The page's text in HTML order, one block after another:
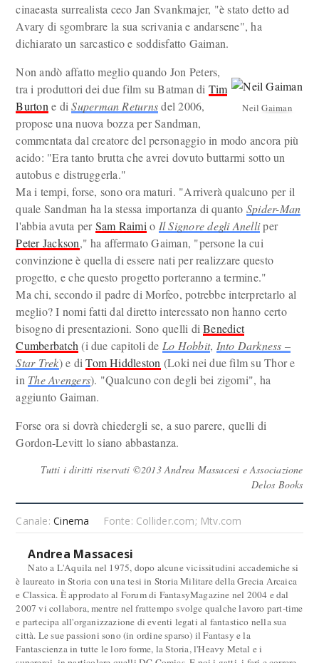
cinaeasta surrealista ceco Jan Svankmajer, "è stato detto ad
Avary di sgombrare la sua scrivania e andarsene", ha
dichiarato un sarcastico e soddisfatto Gaiman.
Neil Gaiman
Non andò affatto meglio quando Jon Peters,
tra i produttori dei due film su Batman di Tim
Burton e diSuperman Returnsdel 2006,
propose una nuova bozza per Sandman,
commentata dal creatore del personaggio in modo ancora più
acido: "Era tanto brutta che avrei dovuto buttarmi sotto un
autobus e distruggerla."
Ma i tempi, forse, sono ora maturi. "Arriverà qualcuno per il
quale Sandman ha la stessa importanza di quanto Spider-Man
l'abbia avuta perSam Raimi o Il Signore degli Anelliper
Peter Jackson," ha affermato Gaiman, "persone la cui
convinzione è quella di essere nati per realizzare questo
progetto, e che questo progetto porteranno a termine."
Ma chi, secondo il padre di Morfeo, potrebbe interpretarlo al
meglio? I nomi fatti dal diretto interessato non hanno certo
bisogno di presentazioni. Sono quelli diBenedict
Cumberbatch (i due capitoli de Lo Hobbit, Into Darkness –
Star Trek) e diTom Hiddleston (Loki nei due film su Thor e
in The Avengers). "Qualcuno con degli bei zigomi", ha
aggiunto Gaiman.
Forse ora si dovrà chiedergli se, a suo parere, quelli di
Gordon-Levitt lo siano abbastanza.
Tutti i diritti riservati ©2013 Andrea Massacesi e Associazione
Delos Books
Canale:Cinema Fonte: Collider.com; Mtv.com
Andrea Massacesi
Nato a L'Aquila nel 1975, dopo alcune vicissitudini accademiche si
è laureato in Storia con una tesi in Storia Militare della Grecia Arcaica
e Classica. È approdato al Forum di FantasyMagazine nel 2004 e dal
2007 vi collabora, mentre nel frattempo svolge qualche lavoro part-time
e partecipa all'organizzazione di eventi legati al fantastico nella sua
città. Le sue passioni sono (in ordine sparso) il Fantasy e la
Fantascienza in tutte le loro forme, la Storia, l'Heavy Metal e i